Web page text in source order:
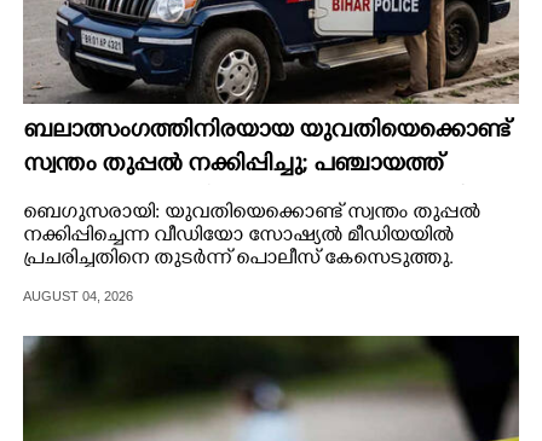
ബലാത്സംഗത്തിനിരയായ യുവതിയെക്കൊണ്ട്
സ്വന്തം തുപ്പൽ നക്കിപ്പിച്ചു; പഞ്ചായത്ത്
അംഗങ്ങൾക്കെതിരെ കേസെടുത്ത് പൊലീസ്‌
ബെഗുസരായി: യുവതിയെക്കൊണ്ട് സ്വന്തം തുപ്പൽ
നക്കിപ്പിച്ചെന്ന വീഡിയോ സോഷ്യൽ മീഡിയയിൽ
പ്രചരിച്ചതിനെ തുടർന്ന് പൊലീസ് കേസെടുത്തു.
AUGUST 04, 2026